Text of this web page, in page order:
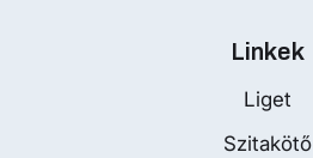
Linkek
Liget
Szitakötő